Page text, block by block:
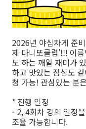
2026년 야심차게 준
제 마니또클럽'!!! 이
도 하는 깨알 재미가
하고 맛있는 점심도
청 가능! 관심있는 분
* 진행 일정
- 2, 4회차 강의 일정
조율 가능합니다.